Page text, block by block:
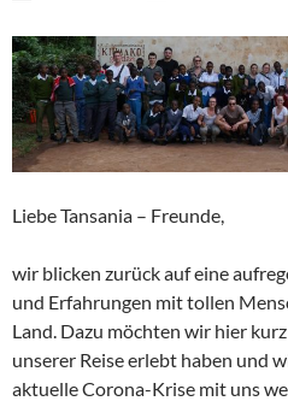
Liebe Tansania – Freunde,
wir blicken zurück auf eine
und Erfahrungen mit tollen
Land. Dazu möchten wir hier
unserer Reise erlebt haben und
aktuelle Corona-Krise mit uns